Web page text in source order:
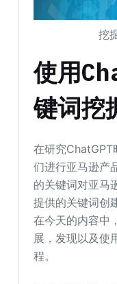
挖
使用
键词挖
在研究ChatGPT
们进行亚马逊产
的关键词对亚马
提供的关键词创
在今天的内容中
展，发现以及使
程。